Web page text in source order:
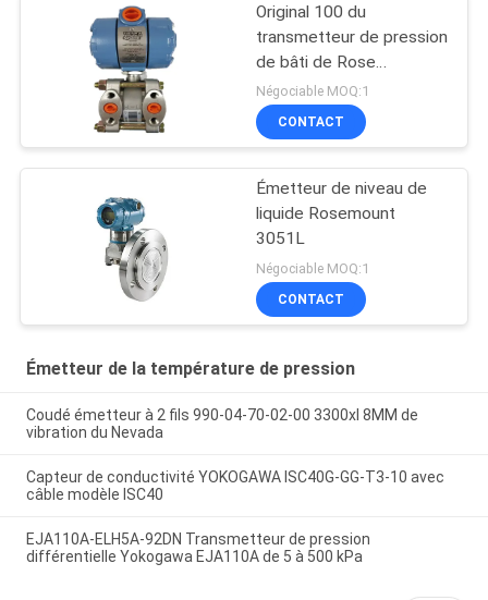
Original 100 du
transmetteur de pression
de bâti de Rose
1151DP3S22K6
Négociable MOQ:1
CONTACT
Émetteur de niveau de
liquide Rosemount
3051L
Négociable MOQ:1
CONTACT
Émetteur de la température de pression
Coudé émetteur à 2 fils 990-04-70-02-00 3300xl 8MM de
vibration du Nevada
Capteur de conductivité YOKOGAWA ISC40G-GG-T3-10 avec
câble modèle ISC40
EJA110A-ELH5A-92DN Transmetteur de pression
différentielle Yokogawa EJA110A de 5 à 500 kPa